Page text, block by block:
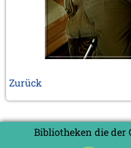
Zurück
Bibliotheken die der